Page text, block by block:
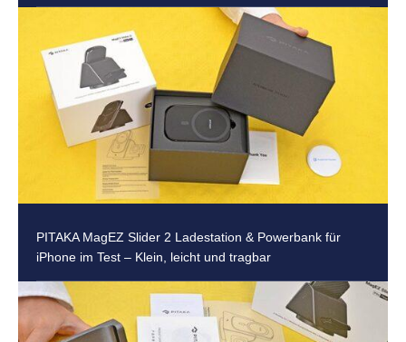
PITAKA MagEZ Slider 2 Ladestation & Powerbank für
iPhone im Test – Klein, leicht und tragbar